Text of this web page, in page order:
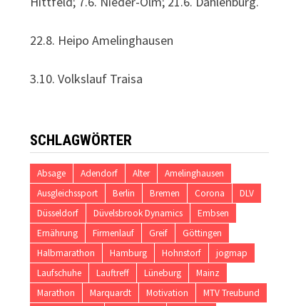
22.8. Heipo Amelinghausen
3.10. Volkslauf Traisa
SCHLAGWÖRTER
Absage Adendorf Alter
Amelinghausen
Ausgleichssport
Berlin Bremen Corona
DLV
Düsseldorf
Düvelsbrook Dynamics
Embsen
Ernährung
Firmenlauf Greif
Göttingen
Halbmarathon
Hamburg Hohnstorf
jogmap
Laufschuhe
Lauftreff Lüneburg
Mainz
Marathon
Marquardt Motivation
MTV Treubund